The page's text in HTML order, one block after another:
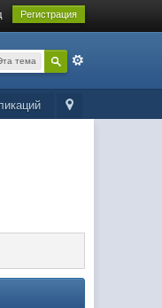
Регистрация
тема